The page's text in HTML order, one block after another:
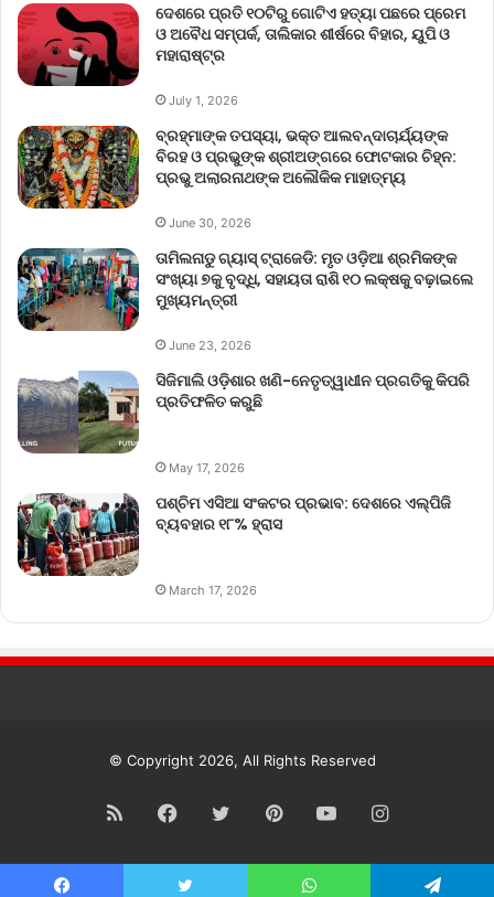
ଦେଶରେ ପ୍ରତି ୧୦ଟିରୁ ଗୋଟିଏ ହତ୍ୟା ପଛରେ ପ୍ରେମ
ଓ ଅବୈଧ ସମ୍ପର୍କ, ତାଲିକାର ଶୀର୍ଷରେ ବିହାର, ୟୁପି ଓ
ମହାରାଷ୍ଟ୍ର
July 1, 2026
ବ୍ରହ୍ମାଙ୍କ ତପସ୍ୟା, ଭକ୍ତ ଆଲବନ୍ଦାଚାର୍ଯ୍ୟଙ୍କ
ବିରହ ଓ ପ୍ରଭୁଙ୍କ ଶ୍ରୀଅଙ୍ଗରେ ଫୋଟକାର ଚିହ୍ନ:
ପ୍ରଭୁ ଅଲାରନାଥଙ୍କ ଅଲୌକିକ ମାହାତ୍ମ୍ୟ
June 30, 2026
ତାମିଲନାଡୁ ଗ୍ୟାସ୍ ଟ୍ରାଜେଡି: ମୃତ ଓଡ଼ିଆ ଶ୍ରମିକଙ୍କ
ସଂଖ୍ୟା ୭କୁ ବୃଦ୍ଧି, ସହାୟତା ରାଶି ୧୦ ଲକ୍ଷକୁ ବଢ଼ାଇଲେ
ମୁଖ୍ୟମନ୍ତ୍ରୀ
June 23, 2026
ସିଜିମାଲି ଓଡ଼ିଶାର ଖଣି-ନେତୃତ୍ୱାଧୀନ ପ୍ରଗତିକୁ କିପରି
ପ୍ରତିଫଳିତ କରୁଛି
May 17, 2026
ପଶ୍ଚିମ ଏସିଆ ସଂକଟର ପ୍ରଭାବ: ଦେଶରେ ଏଲ୍‌ପିଜି
ବ୍ୟବହାର ୧୮% ହ୍ରାସ
March 17, 2026
© Copyright 2026, All Rights Reserved
RSS Facebook
TwitterPinterestYouTubeInstagram